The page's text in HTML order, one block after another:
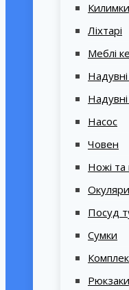
Ліхтарі
Меблі
Насос
Човен
Ножі та
Посуд
Сумки